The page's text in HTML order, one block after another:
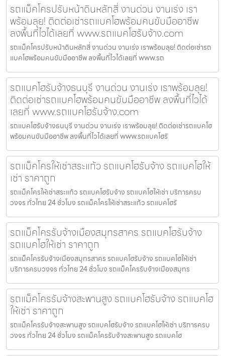
รถแม็คโครปรับหน้าดินหลักสี่ งานด่วน งานเร่ง เรา
พร้อมลุย! ติดต่อเช่ารถแบคโฮพร้อมคนขับมืออาชีพ
ลงพื้นที่ไวได้เลยที่ www.รถแบคโฮรับจ้าง.com
รถแม็คโครปรับหน้าดินหลักสี่ งานด่วน งานเร่ง เราพร้อมลุย! ติดต่อเช่ารถ
แบคโฮพร้อมคนขับมืออาชีพ ลงพื้นที่ไวได้เลยที่ www.รถ
รถแบคโฮรับจ้างธนบุรี งานด่วน งานเร่ง เราพร้อมลุย!
ติดต่อเช่ารถแบคโฮพร้อมคนขับมืออาชีพ ลงพื้นที่ไวได้
เลยที่ www.รถแบคโฮรับจ้าง.com
รถแบคโฮรับจ้างธนบุรี งานด่วน งานเร่ง เราพร้อมลุย! ติดต่อเช่ารถแบคโฮ
พร้อมคนขับมืออาชีพ ลงพื้นที่ไวได้เลยที่ www.รถแบคโฮรั
รถแม็คโครให้เช่าสระแก้ว รถแบคโฮรับจ้าง รถแบคโฮให้
เช่า ราคาถูก
รถแม็คโครให้เช่าสระแก้ว รถแบคโฮรับจ้าง รถแบคโฮให้เช่า บริการครบ
วงจร ทั่วไทย 24 ชั่วโมง รถแม็คโครให้เช่าสระแก้ว รถแบคโฮรั
รถแม็คโครรับจ้างเมืองสมุทรสาคร รถแบคโฮรับจ้าง
รถแบคโฮให้เช่า ราคาถูก
รถแม็คโครรับจ้างเมืองสมุทรสาคร รถแบคโฮรับจ้าง รถแบคโฮให้เช่า
บริการครบวงจร ทั่วไทย 24 ชั่วโมง รถแม็คโครรับจ้างเมืองสมุทร
รถแม็คโครรับจ้างสะพานสูง รถแบคโฮรับจ้าง รถแบคโฮ
ให้เช่า ราคาถูก
รถแม็คโครรับจ้างสะพานสูง รถแบคโฮรับจ้าง รถแบคโฮให้เช่า บริการครบ
วงจร ทั่วไทย 24 ชั่วโมง รถแม็คโครรับจ้างสะพานสูง รถแบคโฮ